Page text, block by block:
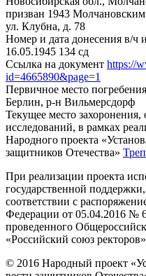
призван 1943
ул. Клубна, д. 78
Номер и дата донесения в/ч
16.05.1945 134 сд
Ссылка на документ https://
id=4665890&page=1
Первичное место
Берлин, р-н Вильмерсдорф
Текущее место захоронения,
исследований, в рамках
Народного проекта
защитников Отечества»
При реализации проекта
государственной
соответствии с
Федерации от 05.04.2016 №
проведенного
«Российский союз ректоров»
© 2016 Народный проект